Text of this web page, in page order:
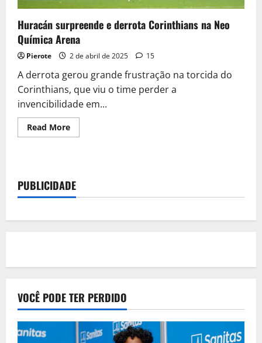
Huracán surpreende e derrota Corinthians na Neo
Química Arena
Pierote 2 de abril de 2025 15
A derrota gerou grande frustração na torcida do
Corinthians, que viu o time perder a
invencibilidade em...
Read MoreRead
more
Corinthians
na
Neo
PUBLICIDADE
VOCÊ PODE TER PERDIDO